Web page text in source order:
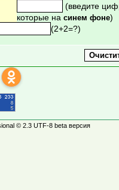
(введите
которые на синем фоне)
(2+2=?)
© 2.3 UTF-8 beta версия